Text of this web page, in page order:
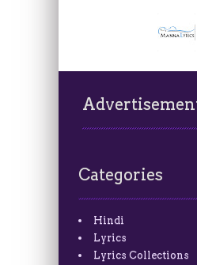
Categories
Hindi
Lyrics
Lyrics Collections